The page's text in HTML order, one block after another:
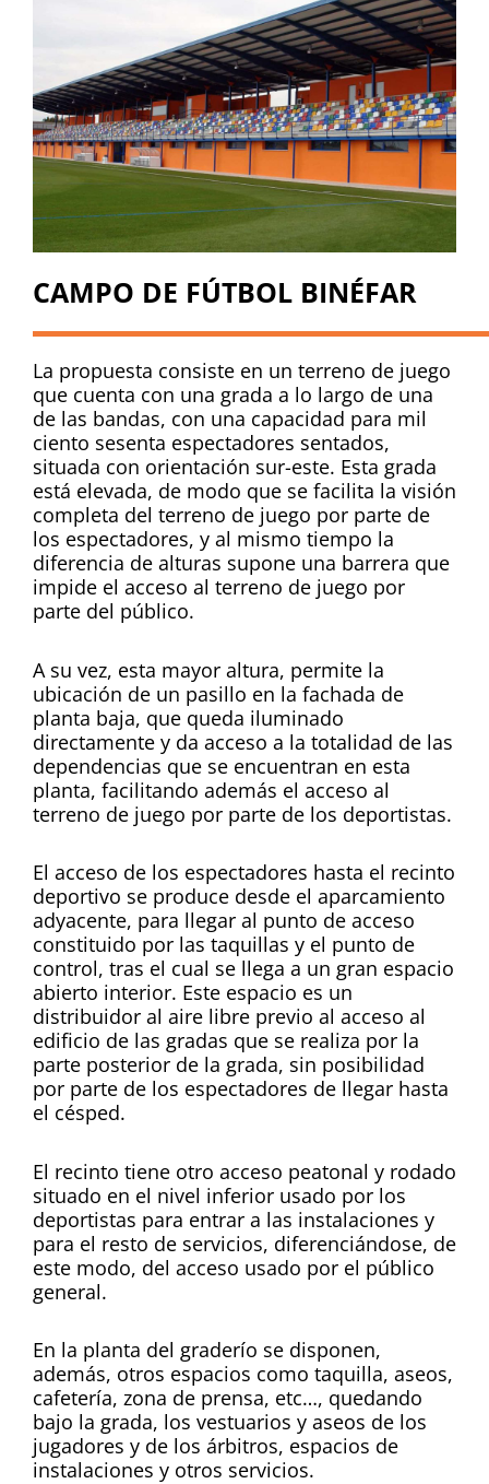
CAMPO DE FÚTBOL BINÉFAR
La propuesta consiste en un terreno de juego
que cuenta con una grada a lo largo de una
de las bandas, con una capacidad para mil
ciento sesenta espectadores sentados,
situada con orientación sur-este. Esta grada
está elevada, de modo que se facilita la visión
completa del terreno de juego por parte de
los espectadores, y al mismo tiempo la
diferencia de alturas supone una barrera que
impide el acceso al terreno de juego por
parte del público.
A su vez, esta mayor altura, permite la
ubicación de un pasillo en la fachada de
planta baja, que queda iluminado
directamente y da acceso a la totalidad de las
dependencias que se encuentran en esta
planta, facilitando además el acceso al
terreno de juego por parte de los deportistas.
El acceso de los espectadores hasta el recinto
deportivo se produce desde el aparcamiento
adyacente, para llegar al punto de acceso
constituido por las taquillas y el punto de
control, tras el cual se llega a un gran espacio
abierto interior. Este espacio es un
distribuidor al aire libre previo al acceso al
edificio de las gradas que se realiza por la
parte posterior de la grada, sin posibilidad
por parte de los espectadores de llegar hasta
el césped.
El recinto tiene otro acceso peatonal y rodado
situado en el nivel inferior usado por los
deportistas para entrar a las instalaciones y
para el resto de servicios, diferenciándose, de
este modo, del acceso usado por el público
general.
En la planta del graderío se disponen,
además, otros espacios como taquilla, aseos,
cafetería, zona de prensa, etc…, quedando
bajo la grada, los vestuarios y aseos de los
jugadores y de los árbitros, espacios de
instalaciones y otros servicios.